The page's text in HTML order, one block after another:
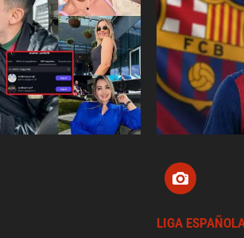
LIGA